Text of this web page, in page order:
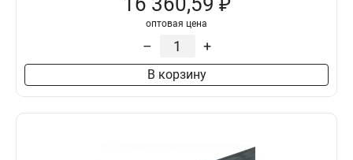
оптовая цена
– +
В корзину